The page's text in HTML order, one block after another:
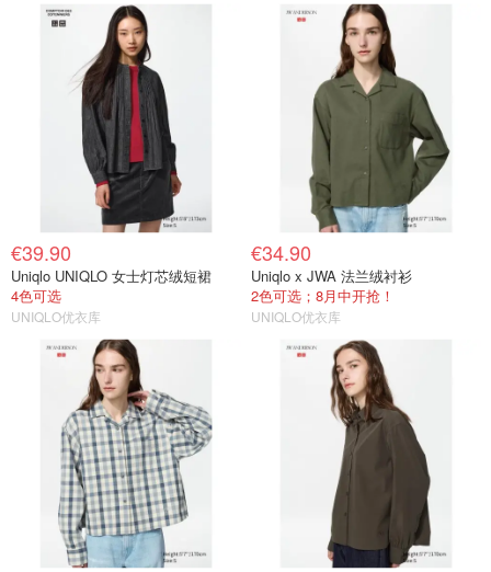
€39.90
Uniqlo UNIQLO 女士灯芯绒短裙
4色可选
UNIQLO优衣库
€34.90
Uniqlo x JWA 法兰绒衬衫
2色可选；8月中开抢！
UNIQLO优衣库